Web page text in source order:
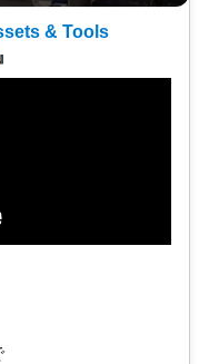
& Tools
』